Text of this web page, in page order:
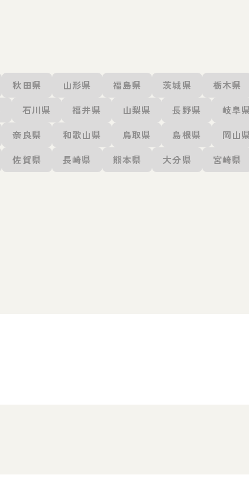
秋田県 山形県 福島県 茨城県
栃木県
石川県 福井県 山梨県 長野県
岐阜
奈良県 和歌山県 鳥取県 島根県
岡山
佐賀県 長崎県 熊本県 大分県 宮崎県